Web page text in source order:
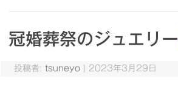
冠婚葬祭のジュエリー
投稿者: tsuneyo 2023年3月29日